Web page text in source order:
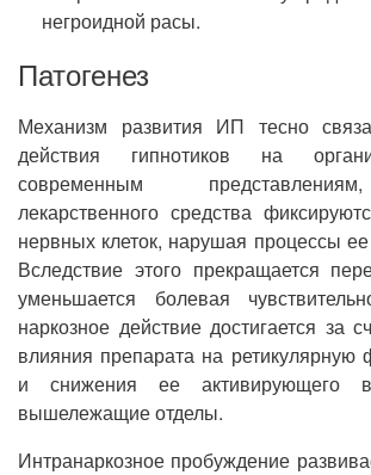
негроидной расы.
Патогенез
Механизм развития ИП тесно
действия гипнотиков на
современным
лекарственного средства
нервных клеток, нарушая процессы
Вследствие этого прекращается
уменьшается болевая
наркозное действие достигается за
влияния препарата на
и снижения ее активирующего
вышележащие отделы.
Интранаркозное пробуждение